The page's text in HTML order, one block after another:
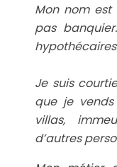
Mon nom est
pas
Je suis
que je
villas,
d’autres